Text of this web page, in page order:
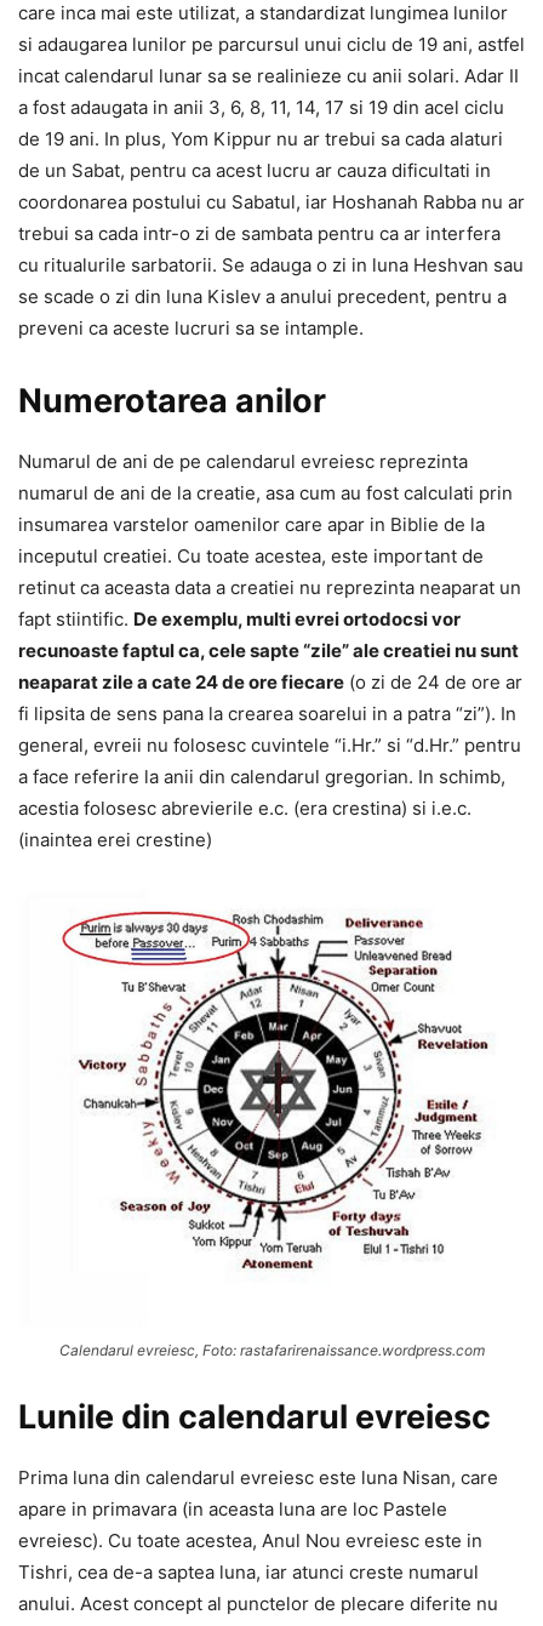
care inca mai este utilizat, a standardizat lungimea lunilor
si adaugarea lunilor pe parcursul unui ciclu de 19 ani, astfel
incat calendarul lunar sa se realinieze cu anii solari. Adar II
a fost adaugata in anii 3, 6, 8, 11, 14, 17 si 19 din acel ciclu
de 19 ani. In plus, Yom Kippur nu ar trebui sa cada alaturi
de un Sabat, pentru ca acest lucru ar cauza dificultati in
coordonarea postului cu Sabatul, iar Hoshanah Rabba nu ar
trebui sa cada intr-o zi de sambata pentru ca ar interfera
cu ritualurile sarbatorii. Se adauga o zi in luna Heshvan sau
se scade o zi din luna Kislev a anului precedent, pentru a
preveni ca aceste lucruri sa se intample.
Numerotarea anilor
Numarul de ani de pe calendarul evreiesc reprezinta
numarul de ani de la creatie, asa cum au fost calculati prin
insumarea varstelor oamenilor care apar in Biblie de la
inceputul creatiei. Cu toate acestea, este important de
retinut ca aceasta data a creatiei nu reprezinta neaparat un
fapt stiintific. De exemplu, multi evrei ortodocsi vor
recunoaste faptul ca, cele sapte “zile” ale creatiei nu sunt
neaparat zile a cate 24 de ore fiecare (o zi de 24 de ore ar
fi lipsita de sens pana la crearea soarelui in a patra “zi”). In
general, evreii nu folosesc cuvintele “i.Hr.” si “d.Hr.” pentru
a face referire la anii din calendarul gregorian. In schimb,
acestia folosesc abrevierile e.c. (era crestina) si i.e.c.
(inaintea erei crestine)
Calendarul evreiesc, Foto: rastafarirenaissance.wordpress.com
Lunile din calendarul evreiesc
Prima luna din calendarul evreiesc este luna Nisan, care
apare in primavara (in aceasta luna are loc Pastele
evreiesc). Cu toate acestea, Anul Nou evreiesc este in
Tishri, cea de-a saptea luna, iar atunci creste numarul
anului. Acest concept al punctelor de plecare diferite nu